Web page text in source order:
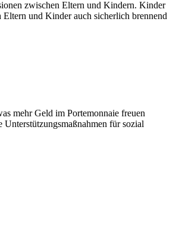
zwischen Eltern und Kindern. Kinder
und Kinder auch sicherlich brennend
mehr Geld im Portemonnaie freuen
für sozial